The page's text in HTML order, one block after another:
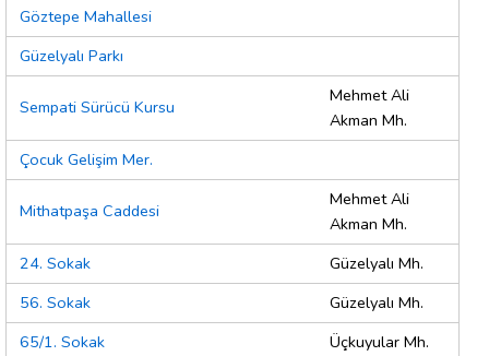
Göztepe Mahallesi
Güzelyalı Parkı
Sempati Sürücü Kursu
Mehmet Ali
Akman Mh.
Çocuk Gelişim Mer.
Mithatpaşa Caddesi
Mehmet Ali
Akman Mh.
24. Sokak
Güzelyalı Mh.
56. Sokak
Güzelyalı Mh.
65/1. Sokak
Üçkuyular Mh.